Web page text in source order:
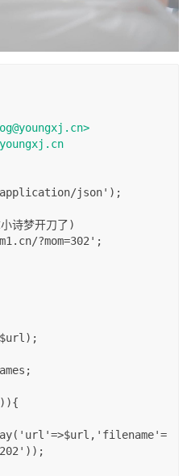
json' );
诗梦开刀了)
?mom=302' ;
$url );
;
)){
( 'url'=>$url , 'filename'=
));